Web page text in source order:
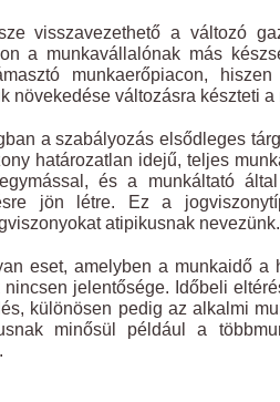
visszavezethető a változó
a munkavállalónak más
munkaerőpiacon,
növekedése változásra készteti a
a szabályozás elsődleges
határozatlan idejű, teljes
és a munkáltató
jön létre. Ez a
atipikusnak nevezünk.
eset, amelyben a munkaidő
jelentősége. Időbeli
különösen pedig az alkalmi
minősül például a